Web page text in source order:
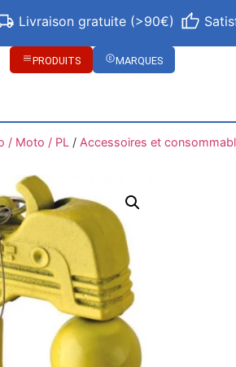
Livraison gratuite (>90€)
PRODUITS MARQUES
/ Moto / PL / Accessoires et